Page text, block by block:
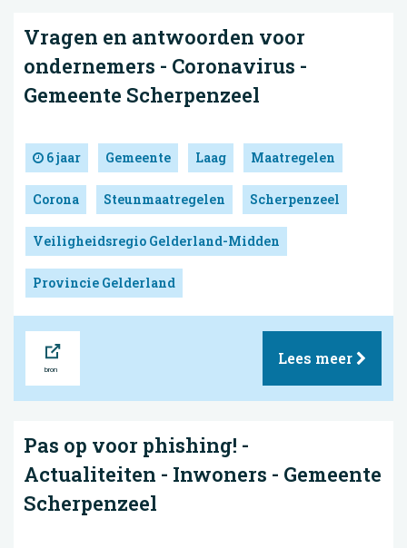
Vragen en antwoorden voor
ondernemers - Coronavirus -
Gemeente Scherpenzeel
6 jaar Gemeente Laag Maatregelen
Corona Steunmaatregelen Scherpenzeel
Veiligheidsregio Gelderland-Midden
Provincie Gelderland
Lees meer
Pas op voor phishing! -
Actualiteiten - Inwoners - Gemeente
Scherpenzeel